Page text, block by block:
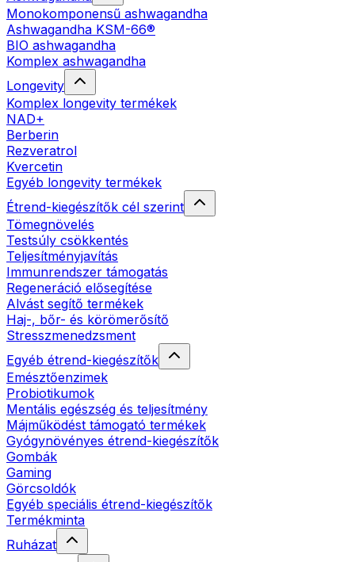
Monokomponensű ashwagandha
Ashwagandha KSM-66®
BIO ashwagandha
Komplex ashwagandha
Longevity
Komplex longevity termékek
NAD+
Berberin
Rezveratrol
Kvercetin
Egyéb longevity termékek
Étrend-kiegészítők cél szerint
Tömegnövelés
Testsúly csökkentés
Teljesítményjavítás
Immunrendszer támogatás
Regeneráció elősegítése
Alvást segítő termékek
Haj-, bőr- és körömerősítő
Stresszmenedzsment
Egyéb étrend-kiegészítők
Emésztőenzimek
Probiotikumok
Mentális egészség és teljesítmény
Májműködést támogató termékek
Gyógynövényes étrend-kiegészítők
Gombák
Gaming
Görcsoldók
Egyéb speciális étrend-kiegészítők
Termékminta
Ruházat